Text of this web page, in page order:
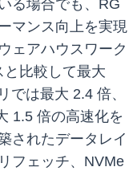
る場合でも、RG
マンス向上を実現
ェアハウスワーク
と比較して最大
では最大 2.4 倍、
1.5 倍の高速化を
されたデータレイ
フェッチ、NVMe